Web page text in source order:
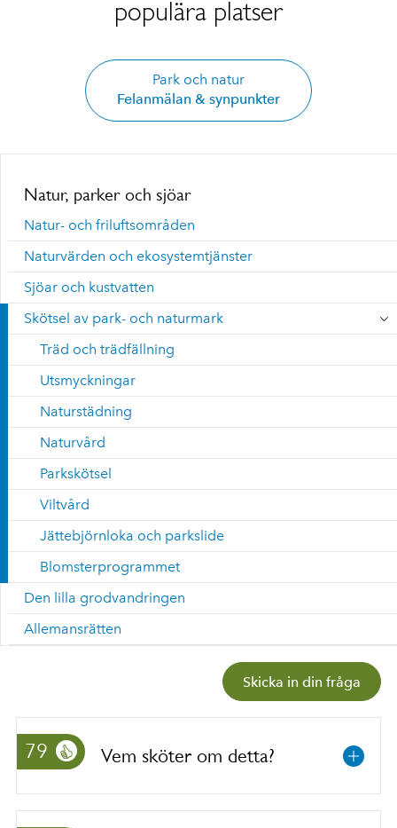
populära platser
Park och natur
Felanmälan & synpunkter
Natur, parker och sjöar
Natur- och friluftsområden
Naturvärden och ekosystemtjänster
Sjöar och kustvatten
Skötsel av park- och naturmark
Träd och trädfällning
Utsmyckningar
Naturstädning
Naturvård
Parkskötsel
Viltvård
Jättebjörnloka och parkslide
Blomsterprogrammet
Den lilla grodvandringen
Allemansrätten
Skicka in din fråga
79 Vem sköter om detta?